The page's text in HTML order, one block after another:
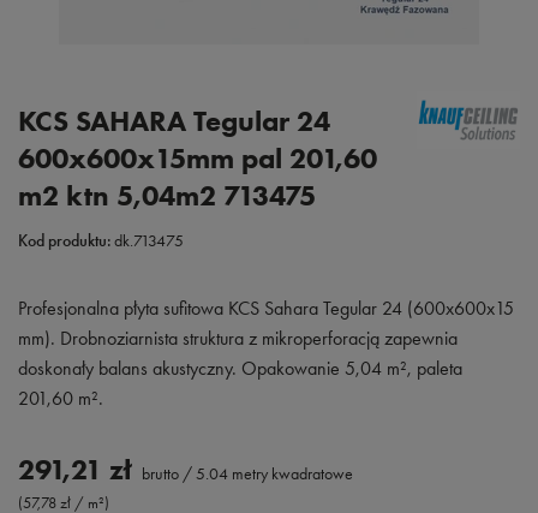
KCS SAHARA Tegular 24
600x600x15mm pal 201,60
m2 ktn 5,04m2 713475
Kod produktu:dk.713475
Profesjonalna płyta sufitowa KCS Sahara Tegular 24 (600x600x15
mm). Drobnoziarnista struktura z mikroperforacją zapewnia
doskonały balans akustyczny. Opakowanie 5,04 m², paleta
201,60 m².
291,21 zł brutto /5.04 metry kwadratowe
(57,78 zł / m²)